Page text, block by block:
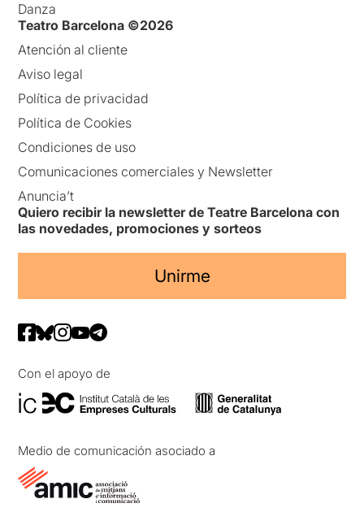
Danza
Teatro Barcelona ©2026
Atención al cliente
Aviso legal
Política de privacidad
Política de Cookies
Condiciones de uso
Comunicaciones comerciales y Newsletter
Anuncia’t
Quiero recibir la newsletter de Teatre Barcelona con
las novedades, promociones y sorteos
Unirme
Con el apoyo de
Medio de comunicación asociado a